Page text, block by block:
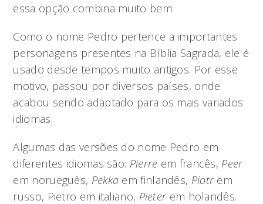
essa opção combina muito bem.
Como o nome Pedro pertence a importantes
personagens presentes na Bíblia Sagrada, ele é
usado desde tempos muito antigos. Por esse
motivo, passou por diversos países, onde
acabou sendo adaptado para os mais variados
idiomas.
Algumas das versões do nome Pedro em
diferentes idiomas são: Pierre em francês, Peer
em norueguês, Pekka em finlandês, Piotrem
russo, Pietro em italiano, Pieterem holandês.